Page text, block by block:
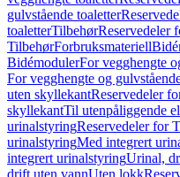
gulvstående toaletter
toaletterTilbehørReservedeler
TilbehørForbruksmateriell
BidémodulerFor vegghengte
For vegghengte og
uten skyllekantReservedeler
skyllekantTil utenpåliggende
urinalstyringReservedeler for
urinalstyringMed integrert
integrert urinalstyringUrinal,
drift uten vannUten lokk